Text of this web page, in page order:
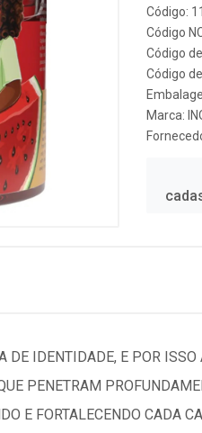
Código:
Código
Código
Código
Marca:
DE IDENTIDADE, E POR
PENETRAM
E FORTALECENDO CADA